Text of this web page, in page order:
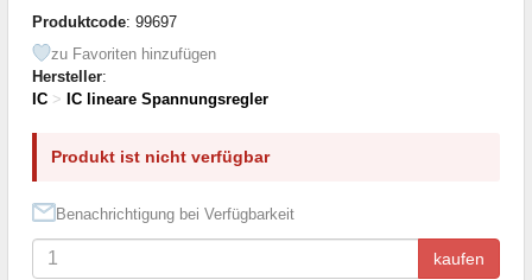
Produktcode: 99697
zu Favoriten hinzufügen
Hersteller:
IC > IC lineare Spannungsregler
Produkt ist nicht verfügbar
Benachrichtigung bei Verfügbarkeit
kaufen